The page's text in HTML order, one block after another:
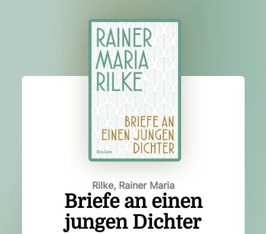
Rilke, Rainer Maria
Briefe an einen
jungen Dichter